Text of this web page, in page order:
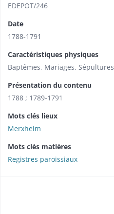
EDEPOT/246
Date
1788-1791
Caractéristiques physiques
Baptêmes, Mariages, Sépultures
Présentation du contenu
1788 ; 1789-1791
Mots clés lieux
Merxheim
Mots clés matières
Registres paroissiaux